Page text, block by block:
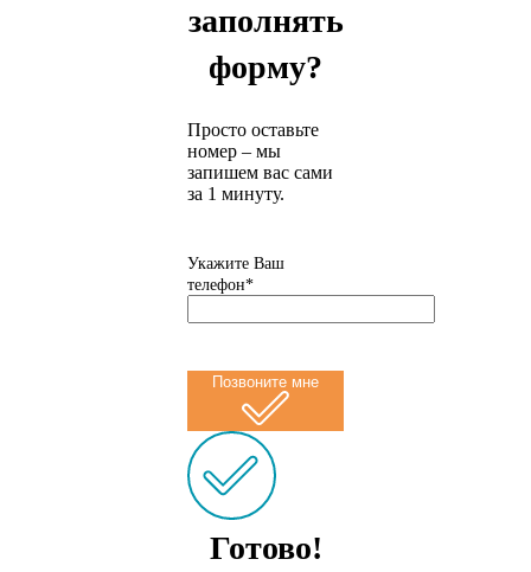
заполнять
форму?
Просто оставьте
номер – мы
запишем вас сами
за 1 минуту.
Укажите Ваш
телефон*
Позвоните мне
Готово!